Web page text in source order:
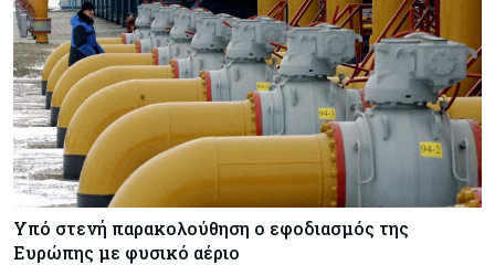
Banking 10-08-2026
Η Revolut λαμβάνει τραπεζική άδεια στη Γαλλία
Υπό στενή παρακολούθηση ο εφοδιασμός της
Ευρώπης με φυσικό αέριο